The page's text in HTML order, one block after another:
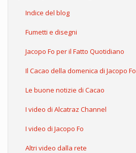
Indice del blog
Fumetti e disegni
Jacopo Fo per il Fatto Quotidiano
Il Cacao della domenica di Jacopo Fo
Le buone notizie di Cacao
I video di Alcatraz Channel
I video di Jacopo Fo
Altri video dalla rete